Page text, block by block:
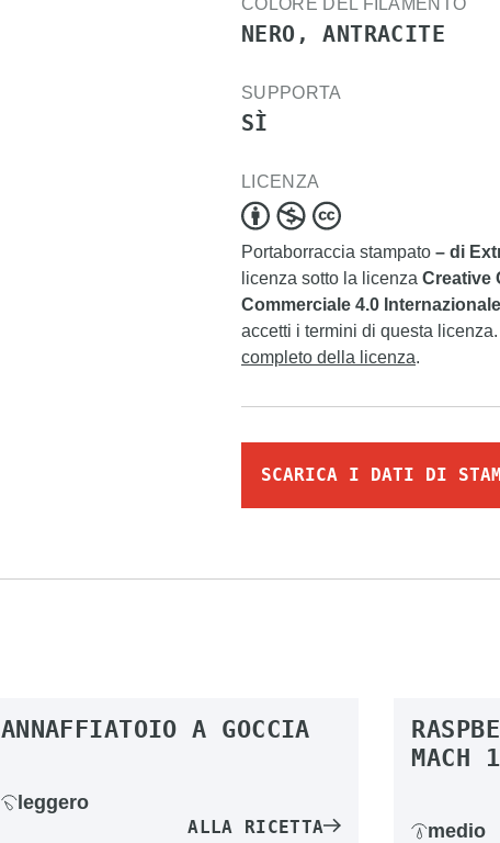
COLORE DEL FILAMENTO
NERO, ANTRACITE
SUPPORTA
SÌ
LICENZA
Portaborraccia stampato – di
licenza sotto la licenza Creative
Commerciale 4.0
accetti i termini di questa
completo della licenza.
SCARICA I DATI DI
ANNAFFIATOIO A GOCCIA
leggero
ALLA RICETTA
MACH 1
medio